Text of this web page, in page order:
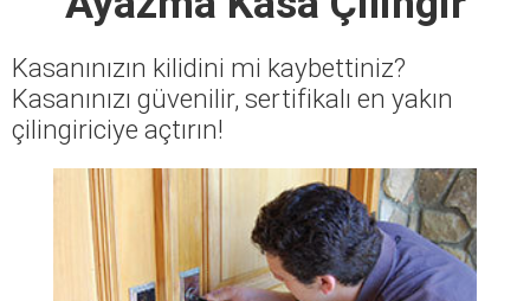
Kasanınızın kilidini mi kaybettiniz?
Kasanınızı güvenilir, sertifikalı en yakın
çilingiriciye açtırın!